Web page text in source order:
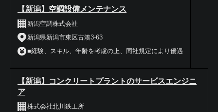
【新潟】空調設備メンテナンス
新潟空調株式会社
新潟県新潟市東区古湊3‐63
■経験、スキル、年齢を考慮の上、同社規定により優遇
【新潟】コンクリートプラントのサービスエンジニ
ア
株式会社北川鉄工所